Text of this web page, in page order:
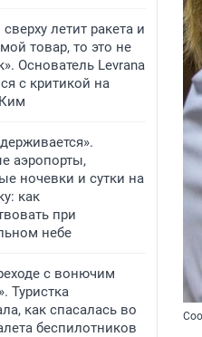
сверху летит ракета и
товар, то это не
Основатель Levrana
с критикой на
аэропорты,
ночевки и сутки на
как
при
небе
с вонючим
Туристка
как спасалась во
беспилотников